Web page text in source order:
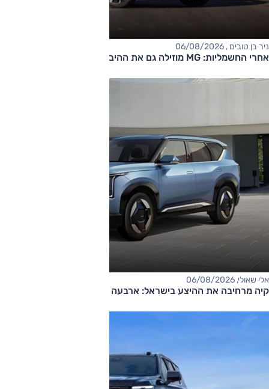
ניר בן טובים , 06/08/2026
אחרי החשמליות: MG מוזילה גם את ההיברידיות
אלי שאולי, 06/08/2026
קיה מרחיבה את ההיצע בישראל: ארבעה דגמים חדשים בדרך